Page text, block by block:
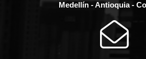
Medellín - Antioquia -